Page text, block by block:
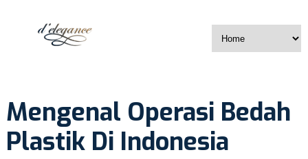
Mengenal Operasi Bedah
Plastik Di Indonesia